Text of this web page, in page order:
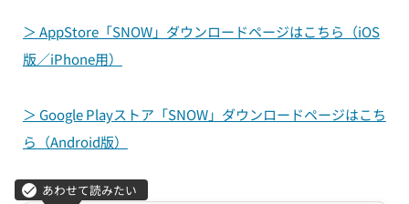
＞ AppStore「SNOW」ダウンロードページはこちら（iOS
版／iPhone用）
＞ Google Playストア「SNOW」ダウンロードページはこち
ら（Android版）